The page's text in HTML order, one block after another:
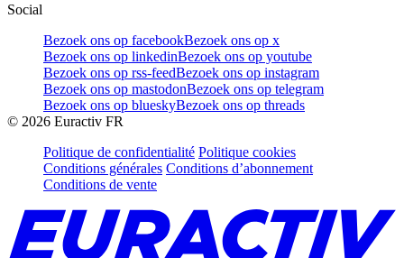
Social
Bezoek ons op facebookBezoek ons op x
Bezoek ons op linkedinBezoek ons op youtube
Bezoek ons op rss-feedBezoek ons op instagram
Bezoek ons op mastodonBezoek ons op telegram
Bezoek ons op blueskyBezoek ons op threads
© 2026 Euractiv FR
Politique de confidentialité Politique cookies
Conditions générales Conditions d’abonnement
Conditions de vente